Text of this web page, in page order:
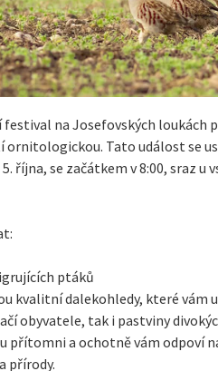
festival na Josefovských loukách
ornitologickou. Tato událost se
října, se začátkem v 8:00, sraz u
ptáků
kvalitní dalekohledy, které vám
obyvatele, tak i pastviny
přítomni a ochotně vám odpoví
přírody.